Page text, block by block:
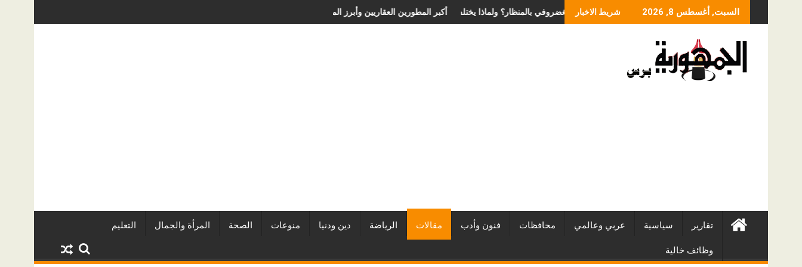
to
السبت, أغسطس 8, 2026 شريط الاخبار أفضل شركات التطوير العقاري في مصر من URE | أكبر المطورين العقاريين وأبرز المشروعاتما الذي يحدد سعر عملية الانزلاق الغضروفي بالمنظار؟ ولماذا يختلف من مريض لآخر؟
تقارير سياسية عربي وعالمي محافظات فنون وأدب مقالات الرياضة دين ودنيا منوعات الصحة المرأة والجمال التعليم
وظائف خالية